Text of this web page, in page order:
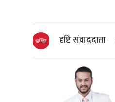
दृष्टि संवाददाता